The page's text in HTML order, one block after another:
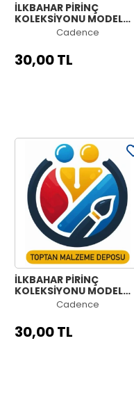
İLKBAHAR PİRİNÇ
KOLEKSİYONU MODEL
Cadence
30,00 TL
İLKBAHAR PİRİNÇ
KOLEKSİYONU MODEL
Cadence
30,00 TL